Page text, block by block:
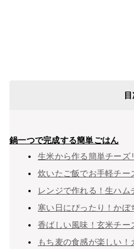
鍋一つで完成する簡単ごはん
生米から作る簡単チーズ
炊いたご飯でお手軽チー
レンジで作れる！生ハム
寒い日にぴったり！かぼ
香ばしい風味！玄米チー
もち麦の食感が楽しい！